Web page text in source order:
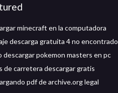
minecraft en la computadora
descarga gratuita 4 no encontrado
descargar pokemon masters en pc
de carretera descargar gratis
pdf de archive.org legal